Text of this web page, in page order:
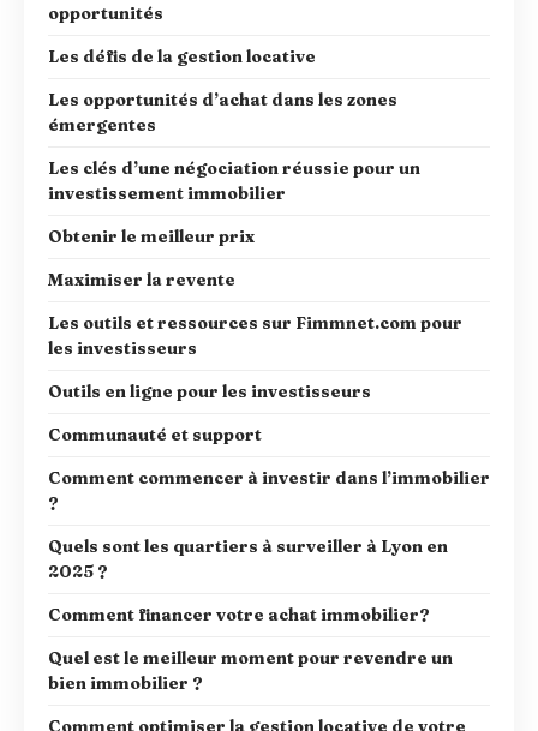
opportunités
Les défis de la gestion locative
Les opportunités d’achat dans les zones
émergentes
Les clés d’une négociation réussie pour un
investissement immobilier
Obtenir le meilleur prix
Maximiser la revente
Les outils et ressources sur Fimmnet.com pour
les investisseurs
Outils en ligne pour les investisseurs
Communauté et support
Comment commencer à investir dans l’immobilier
?
Quels sont les quartiers à surveiller à Lyon en
2025 ?
Comment financer votre achat immobilier?
Quel est le meilleur moment pour revendre un
bien immobilier ?
Comment optimiser la gestion locative de votre